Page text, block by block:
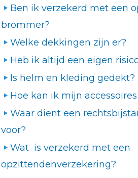
Ben ik verzekerd met een
brommer?
Welke dekkingen zijn er?
Heb ik altijd een eigen
Is helm en kleding gedekt?
Hoe kan ik mijn
Waar dient een
voor?
Wat is verzekerd met een
opzittendenverzekering?